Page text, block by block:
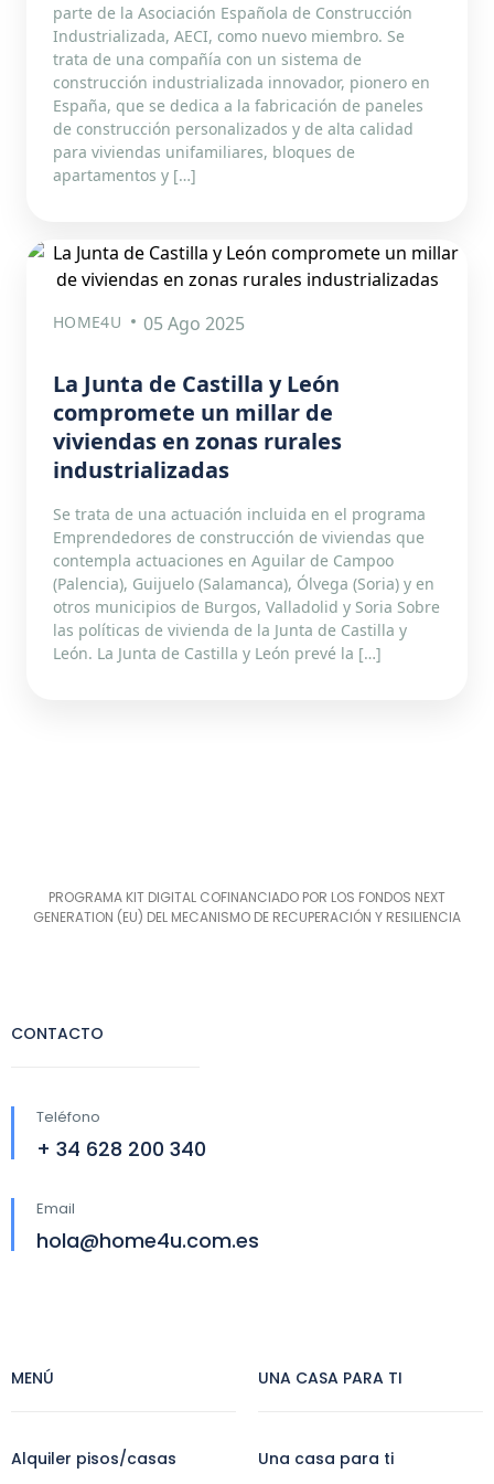
parte de la Asociación Española de Construcción
Industrializada, AECI, como nuevo miembro. Se
trata de una compañía con un sistema de
construcción industrializada innovador, pionero en
España, que se dedica a la fabricación de paneles
de construcción personalizados y de alta calidad
para viviendas unifamiliares, bloques de
apartamentos y […]
HOME4U 05 Ago 2025
La Junta de Castilla y León
compromete un millar de
viviendas en zonas rurales
industrializadas
Se trata de una actuación incluida en el programa
Emprendedores de construcción de viviendas que
contempla actuaciones en Aguilar de Campoo
(Palencia), Guijuelo (Salamanca), Ólvega (Soria) y en
otros municipios de Burgos, Valladolid y Soria Sobre
las políticas de vivienda de la Junta de Castilla y
León. La Junta de Castilla y León prevé la […]
PROGRAMA KIT DIGITAL COFINANCIADO POR LOS FONDOS NEXT
GENERATION (EU) DEL MECANISMO DE RECUPERACIÓN Y RESILIENCIA
CONTACTO
Teléfono
+ 34 628 200 340
Email
hola@home4u.com.es
MENÚ
Alquiler pisos/casas
UNA CASA PARA TI
Una casa para ti